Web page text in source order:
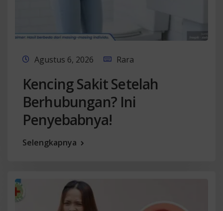
Agustus 6, 2026 Rara
Kencing Sakit Setelah
Berhubungan? Ini
Penyebabnya!
Selengkapnya